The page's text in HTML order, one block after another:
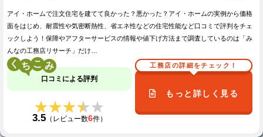
アイ・ホームで注文住宅を建てて良かった？悪かった？アイ・ホームの実例から価格
面をはじめ、耐震性や気密断熱性、省エネ性などの住宅性能など口コミで評判をチェ
ックしよう！保障やアフターサービスの情報や値下げ方法まで調査しているのは「み
んなの工務店リサーチ」だけ…
く こ
口コミによる評判
★★★★★
★★★★★
3.5（レビュー数6件）
工務店の詳細をチェック！
もっと詳しく見る